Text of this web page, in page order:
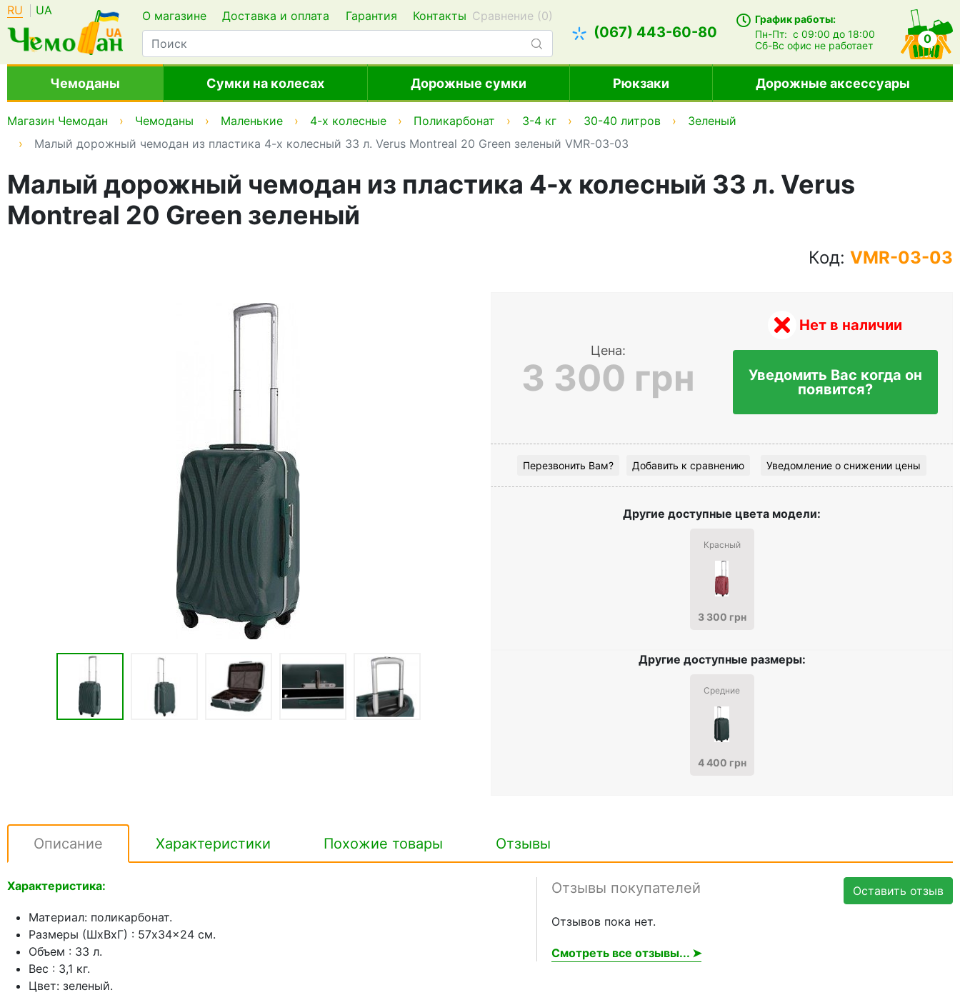
RU UA О магазине Доставка и оплата Гарантия Контакты Сравнение (0)
(067) 443-60-80
График работы:
Пн-Пт:с 09:00 до 18:00
Сб-Всофис не работает 0
Чемоданы Сумки на колесах Дорожные сумки Рюкзаки Дорожные аксессуары
Магазин Чемодан Чемоданы Маленькие 4-х колесные Поликарбонат 3-4 кг 30-40 литров
Зеленый
Малый дорожный чемодан из пластика 4-х колесный 33 л. Verus Montreal 20 Green зеленый VMR-03-03
Малый дорожный чемодан из пластика 4-х колесный 33 л. Verus
Montreal 20 Green зеленый
Код: VMR-03-03
Цена:
3 300 грн
Нет в наличии
Уведомить Вас когда он
появится?
Перезвонить Вам? Добавить к сравнению Уведомление о снижении цены
Другие доступные цвета модели:
Красный
3 300 грн
Другие доступные размеры:
Средние
4 400 грн
Описание Характеристики Похожие товары Отзывы
Оставить отзыв
Отзывы покупателей
Отзывов пока нет.
Смотреть все отзывы... ➤
Характеристика:
Материал: поликарбонат.
Размеры (ШхВхГ) : 57x34x24 см.
Объем : 33 л.
Вес : 3,1 кг.
Цвет: зеленый.